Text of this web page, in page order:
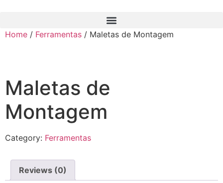
content
Home / Ferramentas / Maletas de Montagem
Maletas de
Montagem
Category: Ferramentas
Reviews (0)